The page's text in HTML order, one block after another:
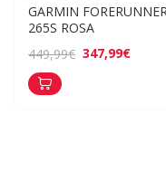
GARMIN FORERUNNER
265S ROSA
449,99€ 347,99€